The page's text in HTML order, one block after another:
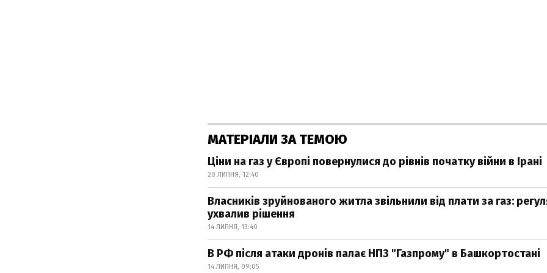
МАТЕРІАЛИ ЗА ТЕМОЮ
Ціни на газ у Європі повернулися до рівнів початку війни в Ірані
20 ЛИПНЯ, 12:40
Власників зруйнованого житла звільнили від плати за газ:
ухвалив рішення
14 ЛИПНЯ, 13:40
В РФ після атаки дронів палає НПЗ "Газпрому" в Башкортостані
14 ЛИПНЯ, 09:05